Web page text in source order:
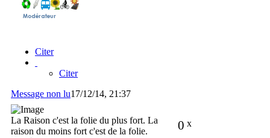
Citer
Citer
Message non lu17/12/14, 21:37
0 x
La Raison c'est la folie du plus fort. La
raison du moins fort c'est de la folie.